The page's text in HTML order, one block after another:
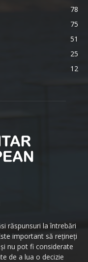
78
75
51
25
12
răspunsuri la întrebări
important să rețineți
nu pot fi considerate
de a lua o decizie